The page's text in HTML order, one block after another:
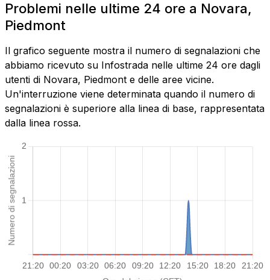
Problemi nelle ultime 24 ore a Novara,
Piedmont
Il grafico seguente mostra il numero di segnalazioni che
abbiamo ricevuto su Infostrada nelle ultime 24 ore dagli
utenti di Novara, Piedmont e delle aree vicine.
Un'interruzione viene determinata quando il numero di
segnalazioni è superiore alla linea di base, rappresentata
dalla linea rossa.